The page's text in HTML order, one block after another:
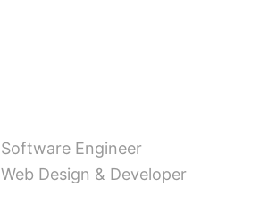
Software Engineer
Web Design & Developer